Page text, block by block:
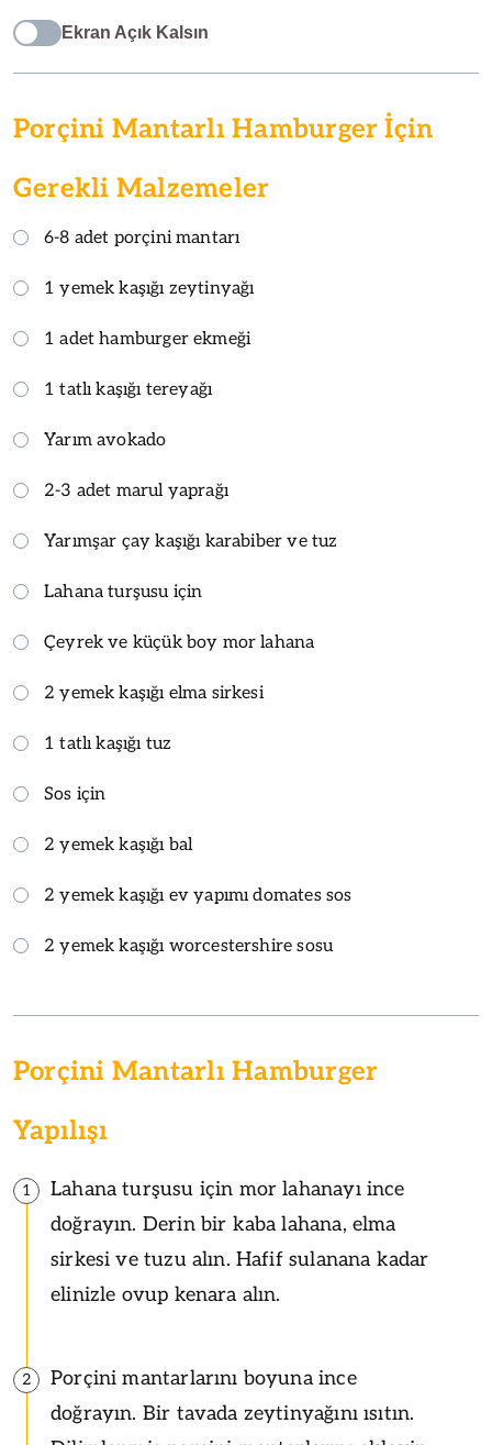
Ekran Açık Kalsın
Porçini Mantarlı Hamburger İçin
Gerekli Malzemeler
6-8 adet porçini mantarı
1 yemek kaşığı zeytinyağı
1 adet hamburger ekmeği
1 tatlı kaşığı tereyağı
Yarım avokado
2-3 adet marul yaprağı
Yarımşar çay kaşığı karabiber ve tuz
Lahana turşusu için
Çeyrek ve küçük boy mor lahana
2 yemek kaşığı elma sirkesi
1 tatlı kaşığı tuz
Sos için
2 yemek kaşığı bal
2 yemek kaşığı ev yapımı domates sos
2 yemek kaşığı worcestershire sosu
Porçini Mantarlı Hamburger
Yapılışı
1
Lahana turşusu için mor lahanayı ince
doğrayın. Derin bir kaba lahana, elma
sirkesi ve tuzu alın. Hafif sulanana kadar
elinizle ovup kenara alın.
2
Porçini mantarlarını boyuna ince
doğrayın. Bir tavada zeytinyağını ısıtın.